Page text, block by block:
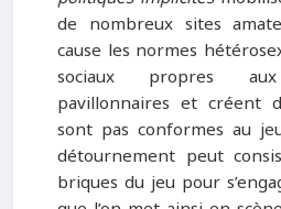
de nombreux sites
cause les normes
sociaux propres
pavillonnaires et créent
sont pas conformes au
détournement peut
briques du jeu pour